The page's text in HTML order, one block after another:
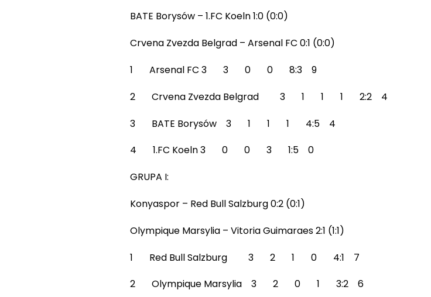
BATE Borysów – 1.FC Koeln 1:0 (0:0)
Crvena Zvezda Belgrad – Arsenal FC 0:1 (0:0)
1 Arsenal FC 3 3 0 0 8:3 9
2 Crvena Zvezda Belgrad 3 1 1 1 2:2 4
3 BATE Borysów 3 1 1 1 4:5 4
4 1.FC Koeln 3 0 0 3 1:5 0
GRUPA I:
Konyaspor – Red Bull Salzburg 0:2 (0:1)
Olympique Marsylia – Vitoria Guimaraes 2:1 (1:1)
1 Red Bull Salzburg 3 2 1 0 4:1 7
2 Olympique Marsylia 3 2 0 1 3:2 6